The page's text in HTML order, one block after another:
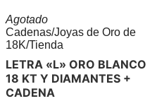
Agotado
Cadenas/Joyas de Oro de
18K/Tienda
LETRA «L» ORO BLANCO
18 KT Y DIAMANTES +
CADENA